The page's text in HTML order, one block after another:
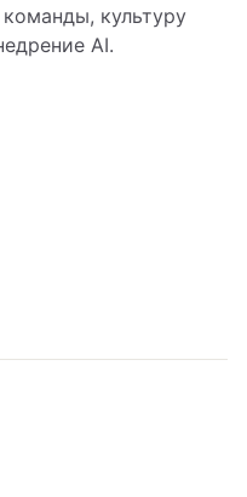
культуру
AI.